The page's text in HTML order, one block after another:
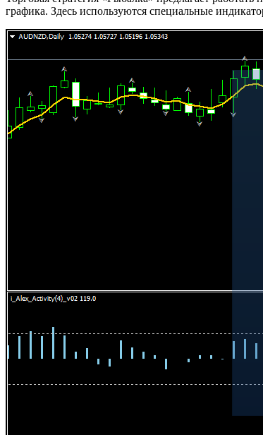
графика. Здесь используются специальные